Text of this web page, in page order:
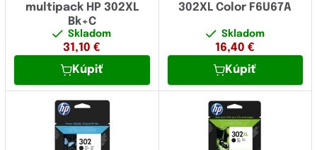
multipack HP 302XL
Bk+C
Skladom
31,10 €
Kúpiť
302XL Color F6U67A
Skladom
16,40 €
Kúpiť